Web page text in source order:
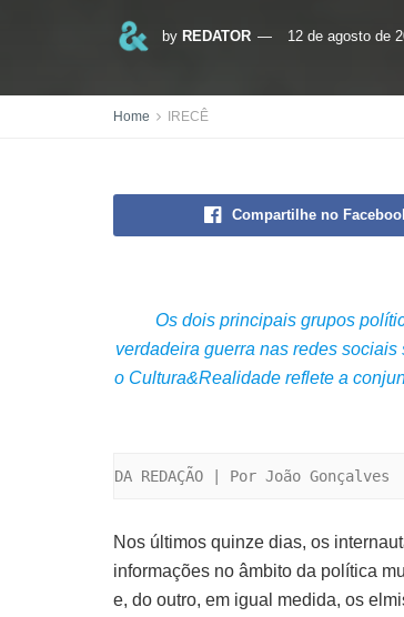
by REDATOR 12 de agosto de
Home IRECÊ
Compartilhe no
Os dois principais grupos
verdadeira guerra nas redes
o Cultura&Realidade reflete a
DA REDAÇÃO | Por João Gonçalves
Nos últimos quinze dias, os
informações no âmbito da política
e, do outro, em igual medida, os